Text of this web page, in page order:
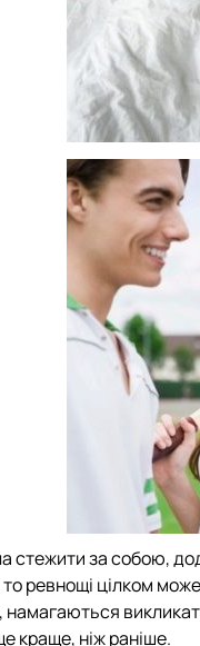
стежити за собою,
ревнощі цілком
намагаються
краще, ніж раніше.